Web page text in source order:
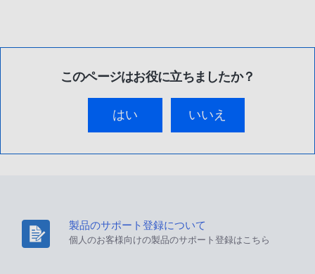
このページはお役に立ちましたか？
はい いいえ
製品のサポート登録について
個人のお客様向けの製品のサポート登録はこちら